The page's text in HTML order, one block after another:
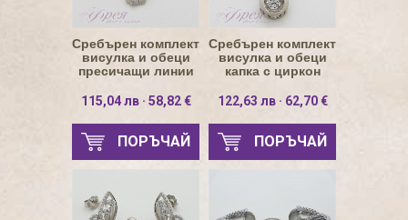
Сребърен комплект
висулка и обеци
пресичащи линии
115,04 лв · 58,82 €
ПОРЪЧАЙ
Сребърен комплект
висулка и обеци
капка с циркон
122,63 лв · 62,70 €
ПОРЪЧАЙ